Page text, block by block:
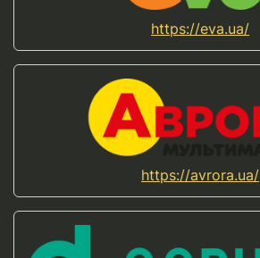
https://eva.ua/
https://avrora.ua/